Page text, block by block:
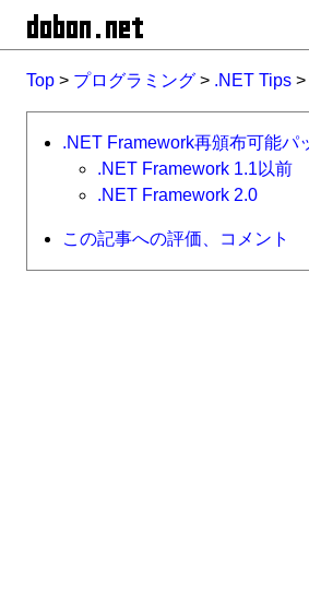
Top > プログラミング > .NET Tips >
.NET Framework再頒布可能パ
.NET Framework 1.1以前
.NET Framework 2.0
この記事への評価、コメント